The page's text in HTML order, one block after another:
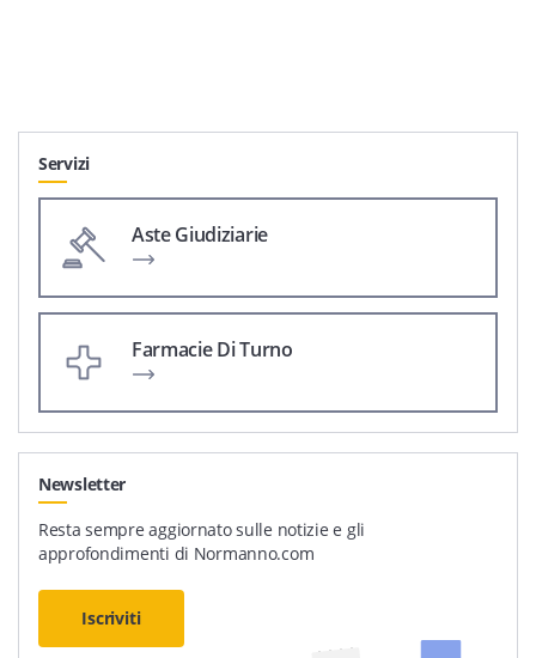
Servizi
Aste Giudiziarie
Farmacie Di Turno
Newsletter
Resta sempre aggiornato sulle notizie e gli
approfondimenti di Normanno.com
Iscriviti